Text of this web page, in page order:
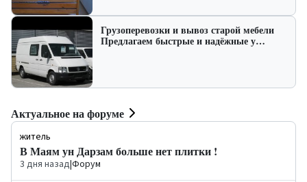
Грузоперевозки и вывоз старой мебели
Предлагаем быстрые и надёжные у…
Актуальное на форуме
житель
В Маям ун Дарзам больше нет плитки !
3 дня назад|Форум